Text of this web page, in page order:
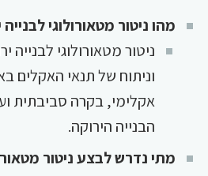
מהו ניטור מטאורולוגי
ניטור מטאורולוגי
וניתוח של תנאי האקלים
אקלימי, בקרה סביבתית
הבנייה הירוקה.
מתי נדרש לבצע ניטור